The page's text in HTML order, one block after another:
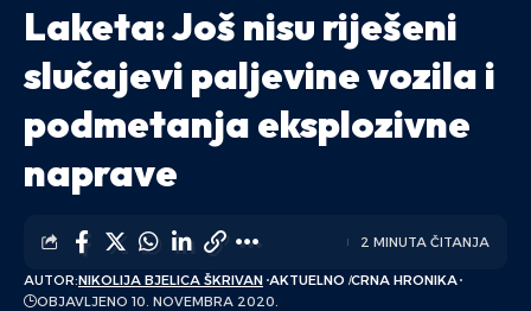
Laketa: Još nisu riješeni
slučajevi paljevine vozila i
podmetanja eksplozivne
naprave
AUTOR:NIKOLIJA BJELICA ŠKRIVAN AKTUELNO CRNA HRONIKA
OBJAVLJENO 10. NOVEMBRA 2020.
2 MINUTA ČITANJA